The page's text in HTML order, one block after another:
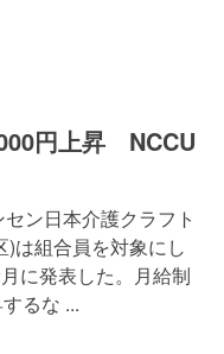
円上昇 NCCU
ン日本介護クラフト
は組合員を対象にし
に発表した。月給制
るな ...